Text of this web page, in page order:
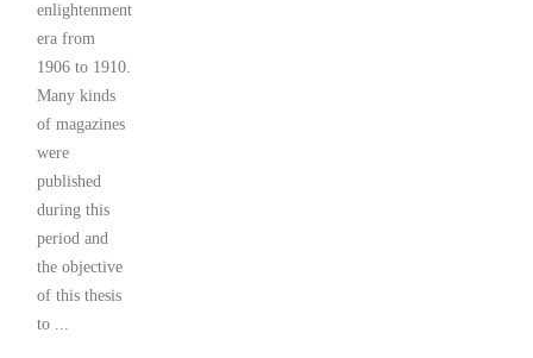
enlightenment
era from
1906 to 1910.
Many kinds
of magazines
were
published
during this
period and
the objective
of this thesis
to ...